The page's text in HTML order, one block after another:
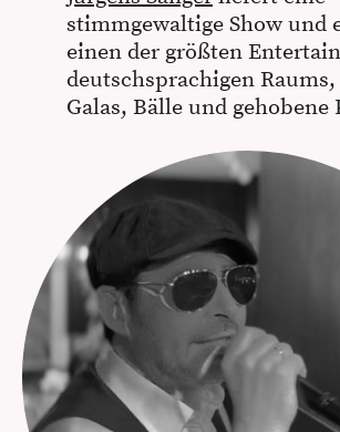
stimmgewaltige Show und
einen der größten
deutschsprachigen
Galas, Bälle und